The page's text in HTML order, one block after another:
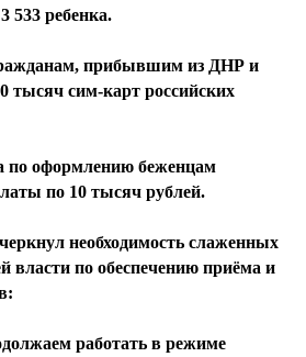
533 ребенка.
прибывшим из ДНР и
тысяч сим-карт российских
по оформлению беженцам
по 10 тысяч рублей.
необходимость слаженных
власти по обеспечению приёма и
работать в режиме